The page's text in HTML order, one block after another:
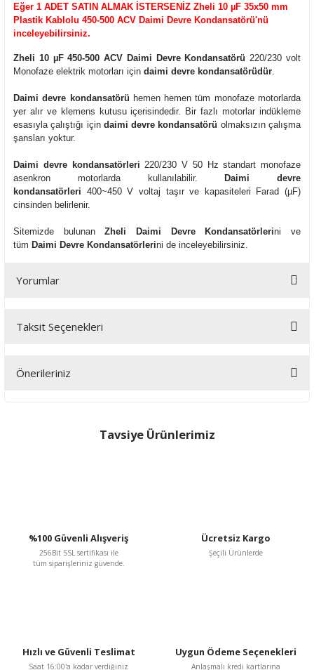
Eğer 1 ADET SATIN ALMAK İSTERSENİZ Zheli 10 µF 35x50 mm
Plastik Kablolu 450-500 ACV Daimi Devre Kondansatörü'nü
inceleyebilirsiniz.
Zheli 10 µF 450-500 ACV Daimi Devre Kondansatörü 220/230 volt
Monofaze elektrik motorları için daimi devre kondansatörüdür.
Daimi devre kondansatörü hemen hemen tüm monofaze motorlarda
yer alır ve klemens kutusu içerisindedir. Bir fazlı motorlar indükleme
esasıyla çalıştığı için daimi devre kondansatörü olmaksızın çalışma
şansları yoktur.
Daimi devre kondansatörleri 220/230 V 50 Hz standart monofaze
asenkron motorlarda kullanılabilir.
Daimi devre
kondansatörleri 400~450 V voltaj taşır ve kapasiteleri Farad (µF)
cinsinden belirlenir.
Sitemizde bulunanZheli Daimi Devre Kondansatörlerini ve
tüm Daimi Devre Kondansatörlerini de inceleyebilirsiniz.
Yorumlar
Bu ürüne ilk yorumu siz yapın!
Taksit Seçenekleri
Önerileriniz
tarafımıza iletebilirsiniz.
Görüş ve önerileriniz için teşekkür ederiz.
Ürün fiyatı diğer sitelerden daha pahalı.
Bu ürüne benzer farklı alternatifler olmalı.
Tavsiye Ürünlerimiz
%100 Güvenli Alışveriş
256Bit SSL sertifikası ile
tüm siparişleriniz güvende.
Ücretsiz Kargo
Şeçili Ürünlerde
Hızlı ve Güvenli Teslimat
Saat 16:00'a kadar verdiğiniz
Uygun Ödeme Seçenekleri
Anlaşmalı kredi kartlarına